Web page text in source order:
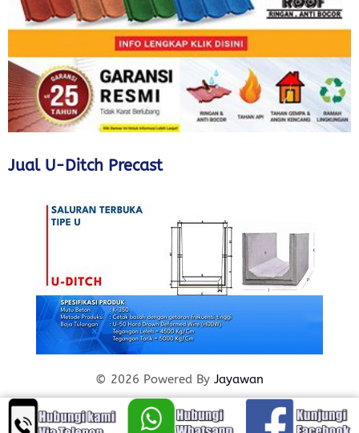
Jual U-Ditch Precast
© 2026 Powered By Jayawan